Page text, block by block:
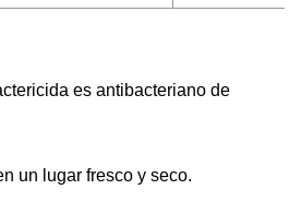
es antibacteriano de
un lugar fresco y seco.